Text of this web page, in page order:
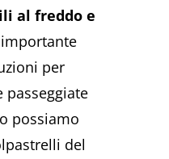
al freddo e
per
passeggiate
possiamo
del